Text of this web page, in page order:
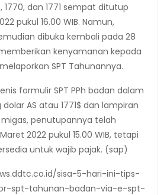
1770, dan 1771 sempat ditutup
pukul 16.00 WIB. Namun,
dibuka kembali pada 28
kenyamanan kepada
SPT Tahunannya.
formulir SPT PPh badan dalam
AS atau 1771$ dan lampiran
penutupannya telah
2022 pukul 15.00 WIB, tetapi
untuk wajib pajak. (sap)
sisa-5-hari-ini-tips-
spt-tahunan-badan-via-e-spt-